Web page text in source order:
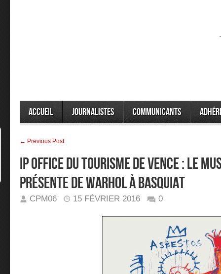
Accueil Journalistes Communicants
← Previous Post
IP Office du tourisme de Vence : LE
PRÉSENTE DE WARHOL À BASQUIAT
CPM06 15 FÉVRIER 2016 0